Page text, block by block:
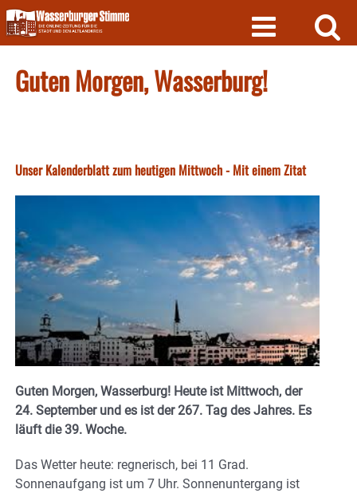
Skip
to
content
Guten Morgen, Wasserburg!
Unser Kalenderblatt zum heutigen Mittwoch - Mit einem Zitat
Guten Morgen, Wasserburg! Heute ist Mittwoch, der
24. September und es ist der 267. Tag des Jahres. Es
läuft die 39. Woche.
Das Wetter heute: regnerisch, bei 11 Grad.
Sonnenaufgang ist um 7 Uhr. Sonnenuntergang ist